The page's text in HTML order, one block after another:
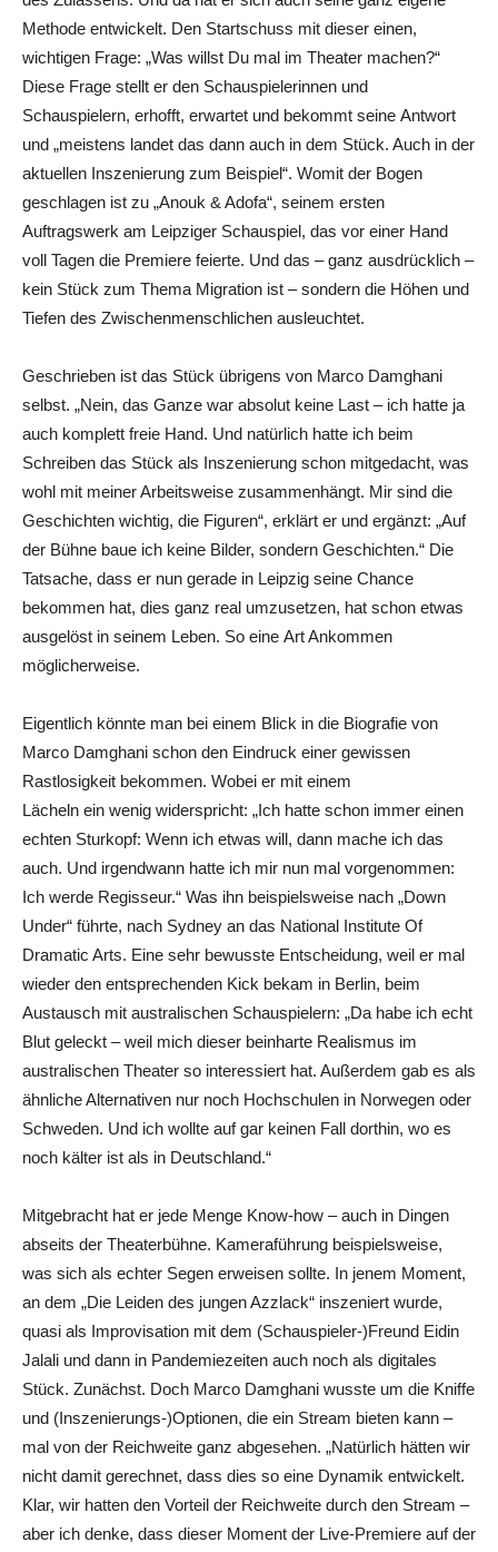
Methode entwickelt. Den Startschuss mit dieser einen,
wichtigen Frage: „Was willst Du mal im Theater machen?“
Diese Frage stellt er den Schauspielerinnen und
Schauspielern, erhofft, erwartet und bekommt seine Antwort
und „meistens landet das dann auch in dem Stück. Auch in der
aktuellen Inszenierung zum Beispiel“. Womit der Bogen
geschlagen ist zu „Anouk & Adofa“, seinem ersten
Auftragswerk am Leipziger Schauspiel, das vor einer Hand
voll Tagen die Premiere feierte. Und das – ganz ausdrücklich –
kein Stück zum Thema Migration ist – sondern die Höhen und
Tiefen des Zwischenmenschlichen ausleuchtet.
Geschrieben ist das Stück übrigens von Marco Damghani
selbst. „Nein, das Ganze war absolut keine Last – ich hatte ja
auch komplett freie Hand. Und natürlich hatte ich beim
Schreiben das Stück als Inszenierung schon mitgedacht, was
wohl mit meiner Arbeitsweise zusammenhängt. Mir sind die
Geschichten wichtig, die Figuren“, erklärt er und ergänzt: „Auf
der Bühne baue ich keine Bilder, sondern Geschichten.“ Die
Tatsache, dass er nun gerade in Leipzig seine Chance
bekommen hat, dies ganz real umzusetzen, hat schon etwas
ausgelöst in seinem Leben. So eine Art Ankommen
möglicherweise.
Eigentlich könnte man bei einem Blick in die Biografie von
Marco Damghani schon den Eindruck einer gewissen
Rastlosigkeit bekommen. Wobei er mit einem
Lächeln ein wenig widerspricht: „Ich hatte schon immer einen
echten Sturkopf: Wenn ich etwas will, dann mache ich das
auch. Und irgendwann hatte ich mir nun mal vorgenommen:
Ich werde Regisseur.“ Was ihn beispielsweise nach „Down
Under“ führte, nach Sydney an das National Institute Of
Dramatic Arts. Eine sehr bewusste Entscheidung, weil er mal
wieder den entsprechenden Kick bekam in Berlin, beim
Austausch mit australischen Schauspielern: „Da habe ich echt
Blut geleckt – weil mich dieser beinharte Realismus im
australischen Theater so interessiert hat. Außerdem gab es als
ähnliche Alternativen nur noch Hochschulen in Norwegen oder
Schweden. Und ich wollte auf gar keinen Fall dorthin, wo es
noch kälter ist als in Deutschland.“
Mitgebracht hat er jede Menge Know-how – auch in Dingen
abseits der Theaterbühne. Kameraführung beispielsweise,
was sich als echter Segen erweisen sollte. In jenem Moment,
an dem „Die Leiden des jungen Azzlack“ inszeniert wurde,
quasi als Improvisation mit dem (Schauspieler-)Freund Eidin
Jalali und dann in Pandemiezeiten auch noch als digitales
Stück. Zunächst. Doch Marco Damghani wusste um die Kniffe
und (Inszenierungs-)Optionen, die ein Stream bieten kann –
mal von der Reichweite ganz abgesehen. „Natürlich hätten wir
nicht damit gerechnet, dass dies so eine Dynamik entwickelt.
Klar, wir hatten den Vorteil der Reichweite durch den Stream –
aber ich denke, dass dieser Moment der Live-Premiere auf der